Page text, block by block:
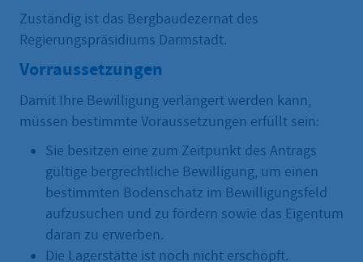
Zuständig ist das Bergbaudezernat des
Regierungspräsidiums Darmstadt.
Vorraussetzungen
Damit Ihre Bewilligung verlängert werden kann,
müssen bestimmte Voraussetzungen erfüllt sein:
Sie besitzen eine zum Zeitpunkt des Antrags
gültige bergrechtliche Bewilligung, um einen
bestimmten Bodenschatz im Bewilligungsfeld
aufzusuchen und zu fördern sowie das Eigentum
daran zu erwerben.
Die Lagerstätte ist noch nicht erschöpft.